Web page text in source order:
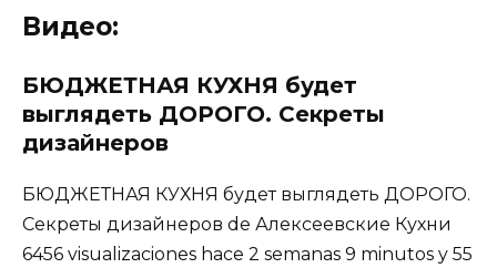
Видео:
БЮДЖЕТНАЯ КУХНЯ будет
выглядеть ДОРОГО. Секреты
дизайнеров
БЮДЖЕТНАЯ КУХНЯ будет выглядеть ДОРОГО.
Секреты дизайнеров de Алексеевские Кухни
6456 visualizaciones hace 2 semanas 9 minutos y 55